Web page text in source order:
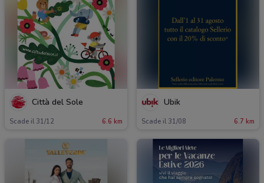
Città del Sole
Scade il 31/12 6.6 km
Ubik
Scade il 31/08 6.7 km